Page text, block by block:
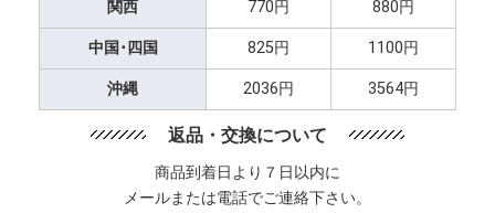
関西 770円 880円
中国･四国 825円 1100円
沖縄 2036円 3564円
返品・交換について
商品到着日より７日以内に
メールまたは電話でご連絡下さい。